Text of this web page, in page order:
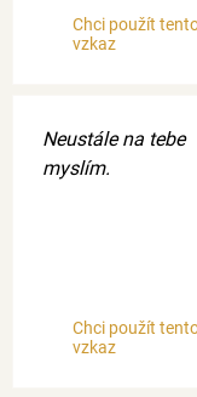
Chci použít
vzkaz
Neustále na tebe
myslím.
Chci použít
vzkaz